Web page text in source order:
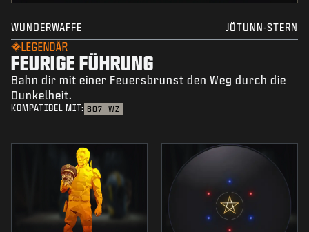
WUNDERWAFFE JÖTUNN-STERN
LEGENDÄR
FEURIGE FÜHRUNG
Bahn dir mit einer Feuersbrunst den Weg durch die
Dunkelheit.
KOMPATIBEL MIT: BO7 WZ